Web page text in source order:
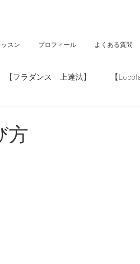
スン プロフィール よくある質問
【フラダンス 上達法】 【
方